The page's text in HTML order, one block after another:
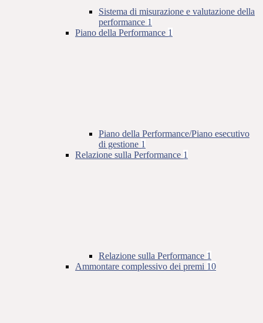
Sistema di misurazione e valutazione della
performance 1
Piano della Performance 1
Piano della Performance/Piano esecutivo
di gestione 1
Relazione sulla Performance 1
Relazione sulla Performance 1
Ammontare complessivo dei premi 10